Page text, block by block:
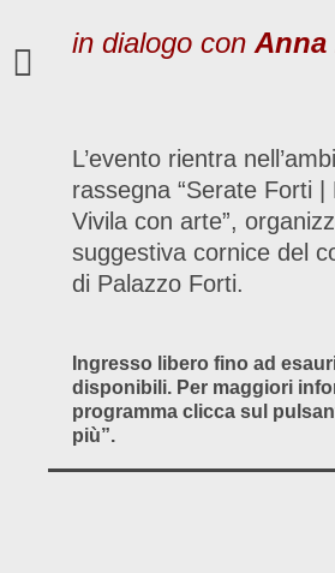
in dialogo con Anna
L’evento rientra
rassegna “Serate Forti
Vivila con arte”,
suggestiva cornice del
di Palazzo Forti.
Ingresso libero fino ad
disponibili. Per maggiori
programma clicca sul
più”.